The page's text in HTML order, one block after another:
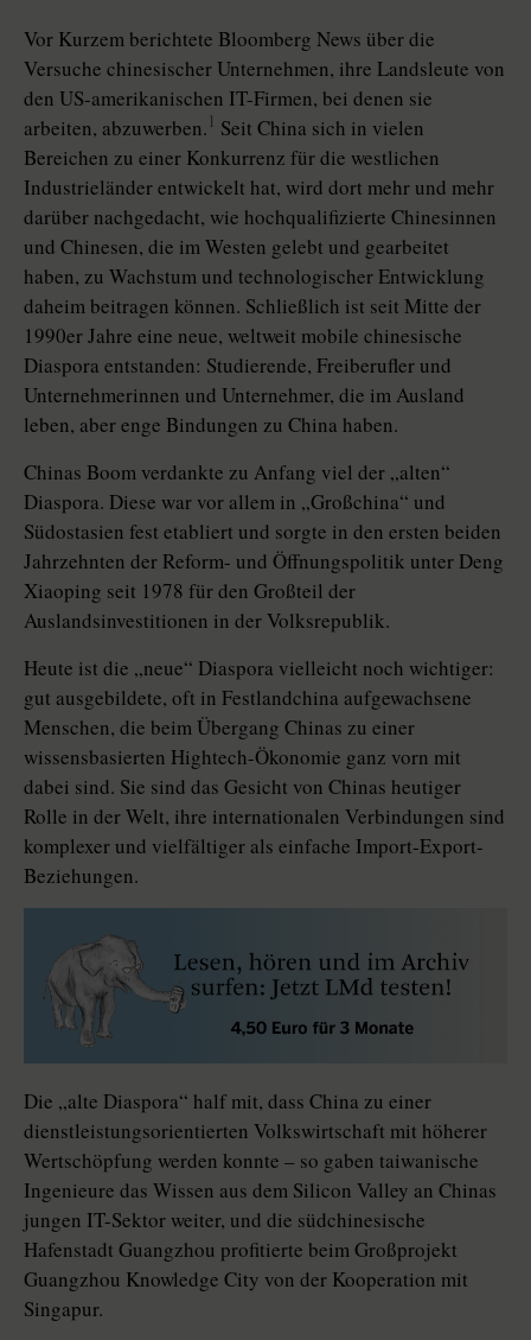
Vor Kurzem berichtete Bloomberg News über die
Versuche chinesischer Unternehmen, ihre Landsleute von
den US-amerikanischen IT-Firmen, bei denen sie
arbeiten, abzuwerben. 1 Seit China sich in vielen
Bereichen zu einer Konkurrenz für die westlichen
Industrieländer entwickelt hat, wird dort mehr und mehr
darüber nachgedacht, wie hochqualifizierte Chinesinnen
und Chinesen, die im Westen gelebt und gearbeitet
haben, zu Wachstum und technologischer Entwicklung
daheim beitragen können. Schließlich ist seit Mitte der
1990er Jahre eine neue, weltweit mobile chinesische
Diaspora entstanden: Studierende, Freiberufler und
Unternehmerinnen und Unternehmer, die im Ausland
leben, aber enge Bindungen zu China haben.
Chinas Boom verdankte zu Anfang viel der „alten“
Diaspora. Diese war vor allem in „Großchina“ und
Südostasien fest etabliert und sorgte in den ersten beiden
Jahrzehnten der Reform- und Öffnungspolitik unter Deng
Xiaoping seit 1978 für den Großteil der
Auslandsinvestitionen in der Volksrepublik.
Heute ist die „neue“ Diaspora vielleicht noch wichtiger:
gut ausgebildete, oft in Festlandchina aufgewachsene
Menschen, die beim Übergang Chinas zu einer
wissensbasierten Hightech-Ökonomie ganz vorn mit
dabei sind. Sie sind das Gesicht von Chinas heutiger
Rolle in der Welt, ihre internationalen Verbindungen sind
komplexer und vielfältiger als einfache Import-Export-
Beziehungen.
Die „alte Diaspora“ half mit, dass China zu einer
dienstleistungsorientierten Volkswirtschaft mit höherer
Wertschöpfung werden konnte – so gaben taiwanische
Ingenieure das Wissen aus dem Silicon Valley an Chinas
jungen IT-Sektor weiter, und die südchinesische
Hafenstadt Guangzhou profitierte beim Großprojekt
Guangzhou Knowledge City von der Kooperation mit
Singapur.